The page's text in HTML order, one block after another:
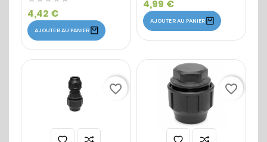
4,42 €
AJOUTER AU PANIER
4,99 €
AJOUTER AU PANIER
favorite_border favorite_border